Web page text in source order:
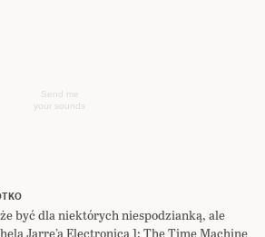
Send me
your sounds
być dla niektórych niespodzianką, ale
Jarre’a Electronica 1: The Time Machine